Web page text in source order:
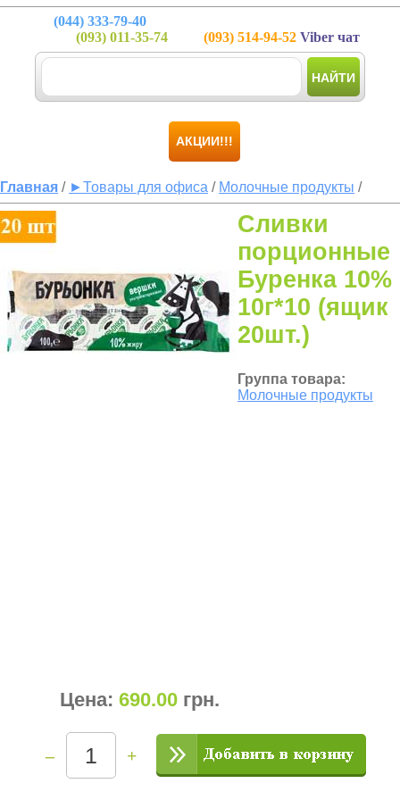
(044) 333-79-40
(093) 011-35-74 (093) 514-94-52 Viber чат
НАЙТИ
АКЦИИ!!!
Главная / ►Товары для офиса / Молочные продукты /
Сливки
порционные
Буренка 10%
10г*10 (ящик
20шт.)
Группа товара:
Молочные продукты
Цена: 690.00 грн.
– +